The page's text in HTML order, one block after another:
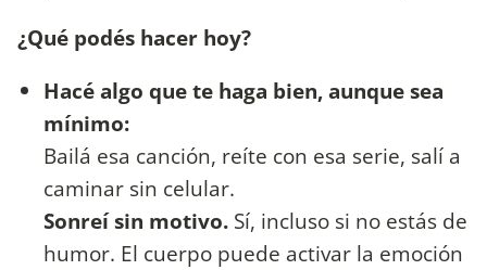
¿Qué podés hacer hoy?
Hacé algo que te haga bien, aunque sea
mínimo:
Bailá esa canción, reíte con esa serie, salí a
caminar sin celular.
Sonreí sin motivo. Sí, incluso si no estás de
humor. El cuerpo puede activar la emoción